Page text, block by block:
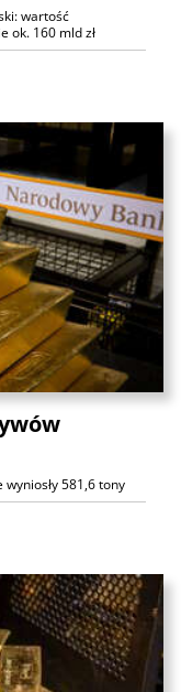
wartość
ok. 160 mld zł
581,6 tony